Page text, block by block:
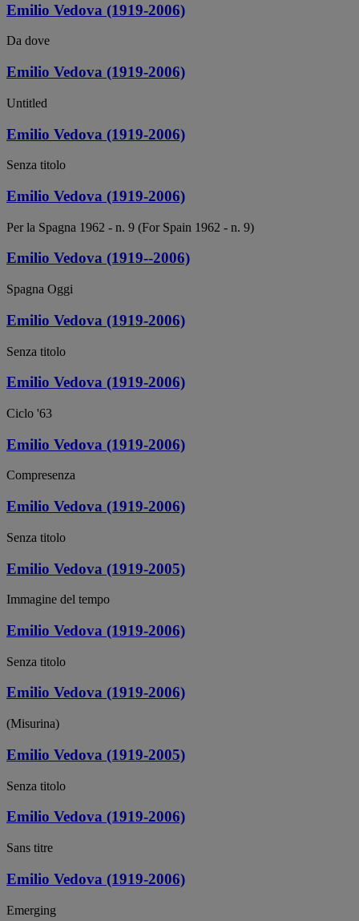
Emilio Vedova (1919-2006)
Da dove
Emilio Vedova (1919-2006)
Untitled
Emilio Vedova (1919-2006)
Senza titolo
Emilio Vedova (1919-2006)
Per la Spagna 1962 - n. 9 (For Spain 1962 - n. 9)
Emilio Vedova (1919--2006)
Spagna Oggi
Emilio Vedova (1919-2006)
Senza titolo
Emilio Vedova (1919-2006)
Ciclo '63
Emilio Vedova (1919-2006)
Compresenza
Emilio Vedova (1919-2006)
Senza titolo
Emilio Vedova (1919-2005)
Immagine del tempo
Emilio Vedova (1919-2006)
Senza titolo
Emilio Vedova (1919-2006)
(Misurina)
Emilio Vedova (1919-2005)
Senza titolo
Emilio Vedova (1919-2006)
Sans titre
Emilio Vedova (1919-2006)
Emerging